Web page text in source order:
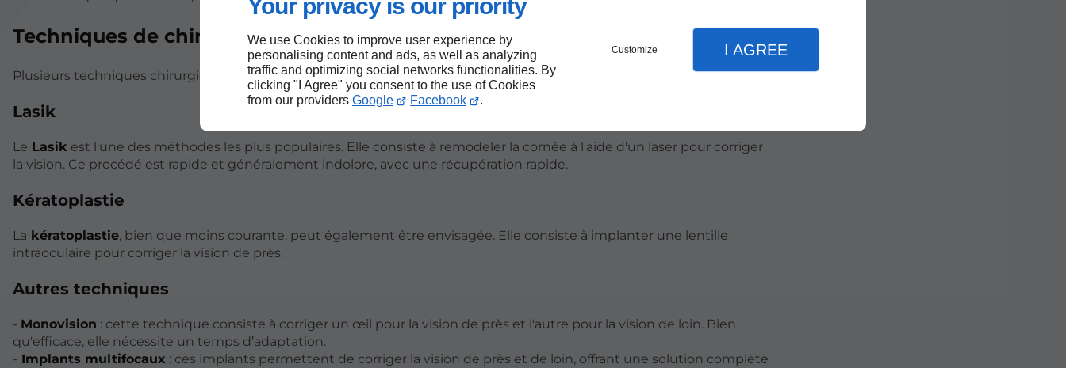
Your privacy is our priority
We use Cookies to improve user experience by
personalising content and ads, as well as analyzing
traffic and optimizing social networks functionalities. By
clicking "I Agree" you consent to the use of Cookies
from our providers Google Facebook .
Customize I AGREE
Techniques de chirurgie réfractive
Plusieurs techniques chirurgicales peuvent être utilisées pour traiter la presbytie :
Lasik
Le Lasik est l'une des méthodes les plus populaires. Elle consiste à remodeler la cornée à l'aide d'un laser pour corriger
la vision. Ce procédé est rapide et généralement indolore, avec une récupération rapide.
Kératoplastie
La kératoplastie, bien que moins courante, peut également être envisagée. Elle consiste à implanter une lentille
intraoculaire pour corriger la vision de près.
Autres techniques
- Monovision : cette technique consiste à corriger un œil pour la vision de près et l'autre pour la vision de loin. Bien
qu'efficace, elle nécessite un temps d’adaptation.
- Implants multifocaux : ces implants permettent de corriger la vision de près et de loin, offrant une solution complète